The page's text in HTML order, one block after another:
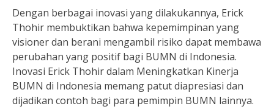
Dengan berbagai inovasi yang dilakukannya, Erick
Thohir membuktikan bahwa kepemimpinan yang
visioner dan berani mengambil risiko dapat membawa
perubahan yang positif bagi BUMN di Indonesia.
Inovasi Erick Thohir dalam Meningkatkan Kinerja
BUMN di Indonesia memang patut diapresiasi dan
dijadikan contoh bagi para pemimpin BUMN lainnya.